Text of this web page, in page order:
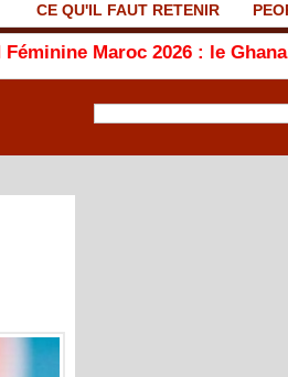
CE QU'IL FAUT RETENIR
2026 : le Ghana arrache